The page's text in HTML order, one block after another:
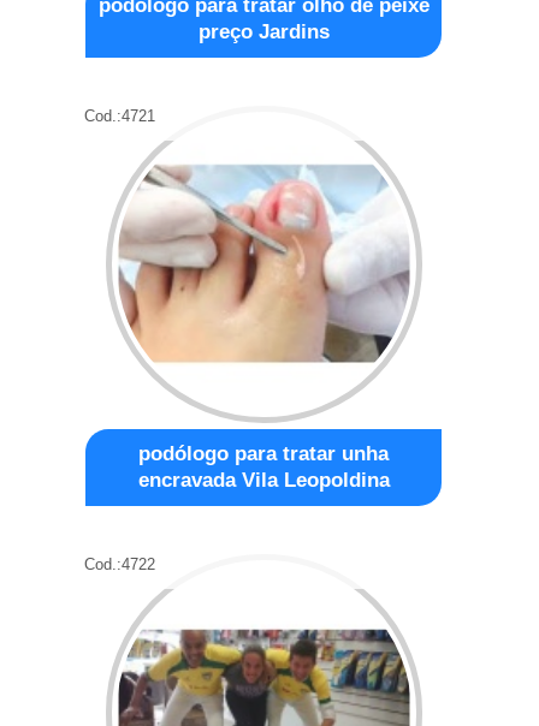
podólogo para tratar olho de peixe
preço Jardins
Cod.:4721
podólogo para tratar unha
encravada Vila Leopoldina
Cod.:4722